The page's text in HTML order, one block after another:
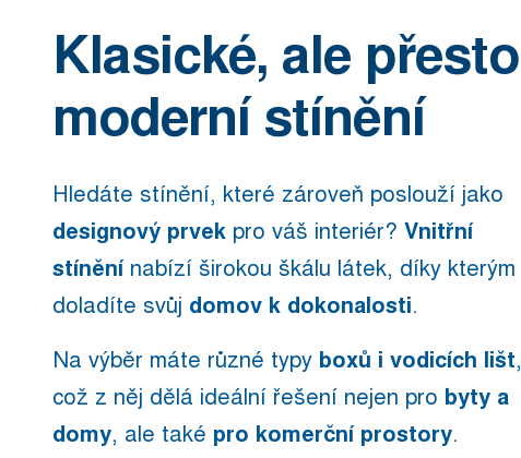
Klasické, ale přesto
moderní stínění
Hledáte stínění, které zároveň poslouží jako
designový prvek pro váš interiér? Vnitřní
stíněnínabízí širokou škálu látek, díky kterým
doladíte svůj domov k dokonalosti.
Na výběr máte různé typy boxů i vodicích lišt,
což z něj dělá ideální řešení nejen pro byty a
domy, ale také pro komerční prostory.